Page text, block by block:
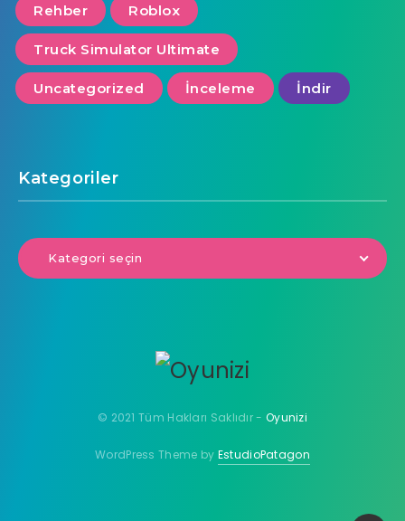
Rehber Roblox
Truck Simulator Ultimate
Uncategorized İnceleme İndir
Kategoriler
Kategori seçin
© 2021 Tüm Hakları Saklıdır - Oyunizi
WordPress Theme by EstudioPatagon